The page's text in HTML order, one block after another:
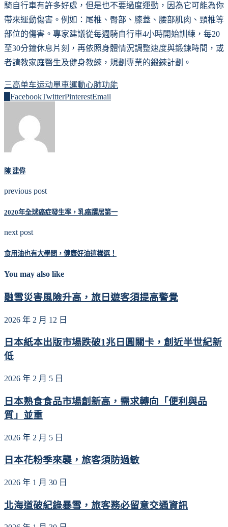
騎自行車有許多好處，但是也不要過度運動，因為它可能為你
帶來運動傷害。例如：尾椎、臀部、膝蓋、腰部肌肉、頸椎等
部位的傷害。專家建議從每週騎自行車4小時開始訓練，每20
至30分鐘休息片刻，再依照身體情況調整速度與鍛鍊時間，或
者請教家庭醫生及健身教練，規劃專業的鍛鍊計劃。
三高单车运动單車運動心肺功能
FacebookTwitterPinterestEmail
陳 建偉
previous post
2020年全球癌症發生率，乳癌躍居第一
next post
食用油也有大學問，健康好油這樣選！
You may also like
融雪災害風險升高，旅日遊客須提高警覺
2026 年 2 月 12 日
日本紙本出版市場跌破1兆日圓關卡，創近半世紀新
低
2026 年 2 月 5 日
日本熟食食品市場創新高，需求轉向「便利與品
質」並重
2026 年 2 月 5 日
日本花粉季來襲，旅客須防過敏
2026 年 1 月 30 日
北海道破紀錄暴雪，旅客務必留意交通資訊